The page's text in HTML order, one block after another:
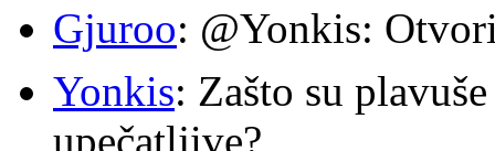
Gjuroo: @Yonkis:
Yonkis: Zašto su
upečatljive?